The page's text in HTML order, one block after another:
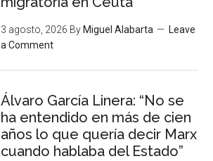
3 agosto, 2026 By Miguel Alabarta
Leave
a Comment
Álvaro García Linera: “No se
ha entendido en más de cien
años lo que quería decir Marx
cuando hablaba del Estado”